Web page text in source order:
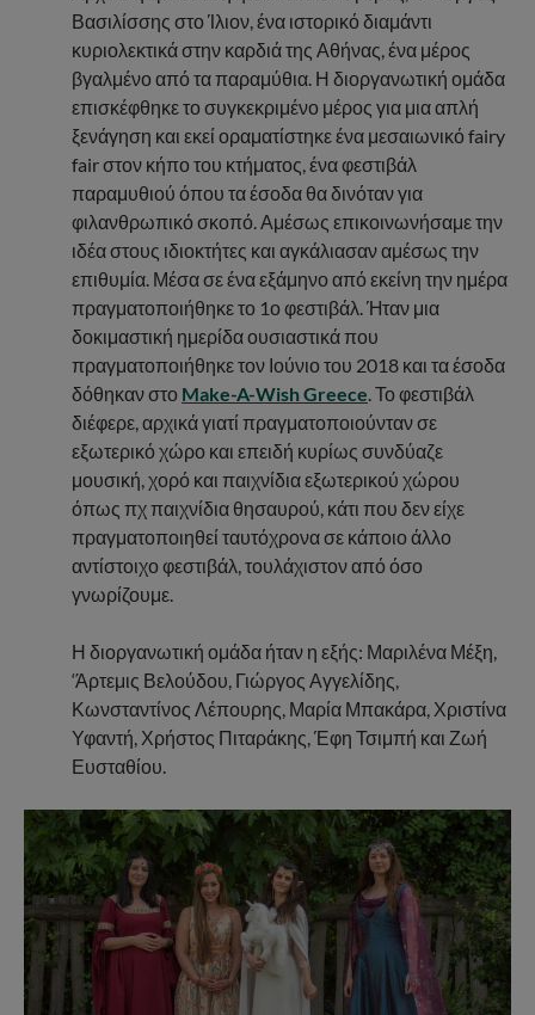
Βασιλίσσης στο Ίλιον, ένα ιστορικό διαμάντι
κυριολεκτικά στην καρδιά της Αθήνας, ένα μέρος
βγαλμένο από τα παραμύθια. Η διοργανωτική ομάδα
επισκέφθηκε το συγκεκριμένο μέρος για μια απλή
ξενάγηση και εκεί οραματίστηκε ένα μεσαιωνικό fairy
fair στον κήπο του κτήματος, ένα φεστιβάλ
παραμυθιού όπου τα έσοδα θα δινόταν για
φιλανθρωπικό σκοπό. Αμέσως επικοινωνήσαμε την
ιδέα στους ιδιοκτήτες και αγκάλιασαν αμέσως την
επιθυμία. Μέσα σε ένα εξάμηνο από εκείνη την ημέρα
πραγματοποιήθηκε το 1ο φεστιβάλ. Ήταν μια
δοκιμαστική ημερίδα ουσιαστικά που
πραγματοποιήθηκε τον Ιούνιο του 2018 και τα έσοδα
δόθηκαν στο Make-A-Wish Greece. Το φεστιβάλ
διέφερε, αρχικά γιατί πραγματοποιούνταν σε
εξωτερικό χώρο και επειδή κυρίως συνδύαζε
μουσική, χορό και παιχνίδια εξωτερικού χώρου
όπως πχ παιχνίδια θησαυρού, κάτι που δεν είχε
πραγματοποιηθεί ταυτόχρονα σε κάποιο άλλο
αντίστοιχο φεστιβάλ, τουλάχιστον από όσο
γνωρίζουμε.
Η διοργανωτική ομάδα ήταν η εξής: Μαριλένα Μέξη,
‘Άρτεμις Βελούδου, Γιώργος Αγγελίδης,
Κωνσταντίνος Λέπουρης, Μαρία Μπακάρα, Χριστίνα
Υφαντή, Χρήστος Πιταράκης, Έφη Τσιμπή και Ζωή
Ευσταθίου.